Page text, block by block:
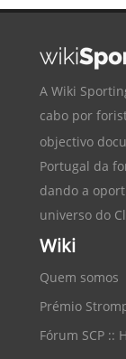
A Wiki
cabo por
objectivo
Portugal da
dando a
universo do
Wiki
Quem somos
Prémio
Fórum SCP ::